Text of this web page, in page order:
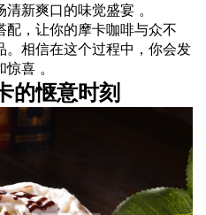
新爽口的味觉盛宴 。
配，让你的摩卡咖啡与众不
。相信在这个过程中，你会发
喜 。
的惬意时刻